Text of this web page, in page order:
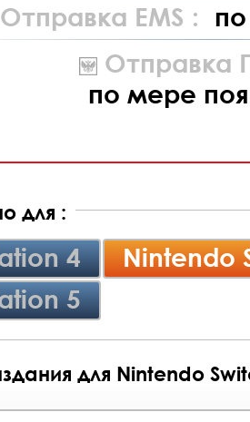
Отправка EMS :
Отправка
по мере
для :
4
Nintendo
5
для Nintendo